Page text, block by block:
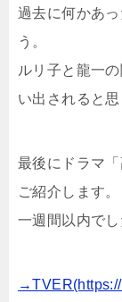
過去に何かあ
う。
ルリ子と龍一
い出されると
最後にドラマ
ご紹介します。
一週間以内で